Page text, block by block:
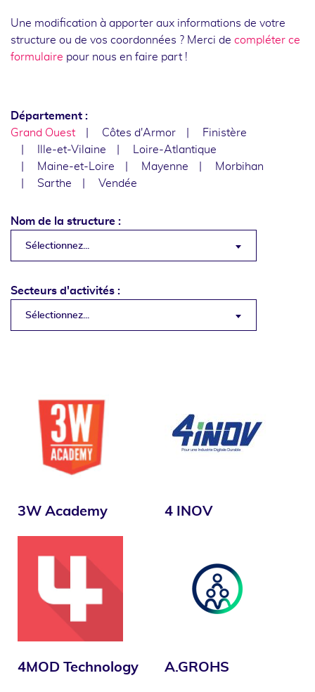
Une modification à apporter aux informations de votre
structure ou de vos coordonnées ? Merci de compléter ce
formulaire pour nous en faire part !
Département :
Grand Ouest
Côtes d'Armor
Finistère
Ille-et-Vilaine
Loire-Atlantique
Maine-et-Loire
Mayenne
Morbihan
Sarthe
Vendée
Nom de la structure :
Sélectionnez...
Secteurs d'activités :
Sélectionnez...
3W Academy 4 INOV
4MOD Technology A.GROHS